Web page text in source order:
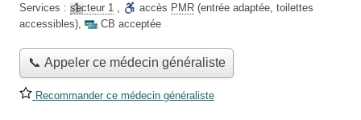
Services : secteur 1 , accès PMR (entrée adaptée, toilettes
accessibles), CB acceptée
📞 Appeler ce médecin généraliste
Recommander ce médecin généraliste